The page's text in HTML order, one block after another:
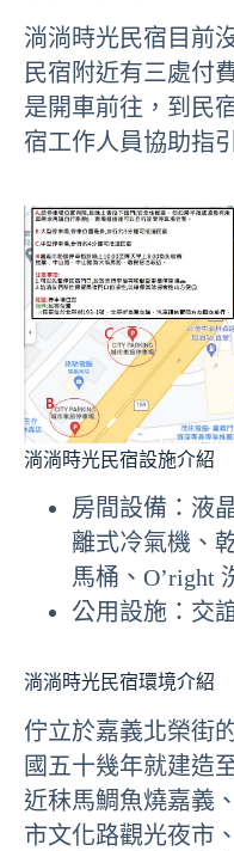
淌淌時光民宿目前
民宿附近有三處付
是開車前往，到民
宿工作人員協助指
淌淌時光民宿設施介紹
房間設備：液
離式冷氣機、
馬桶、O’right
公用設施：交
淌淌時光民宿環境介紹
佇立於嘉義北榮街
國五十幾年就建造
近秣馬鯛魚燒嘉義
市文化路觀光夜市